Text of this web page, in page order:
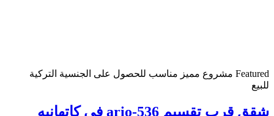
Featured مشروع مميز مناسب للحصول على الجنسية التركية
للبيع
شقق قرب تقسيم 536-ario في كاتهانيه